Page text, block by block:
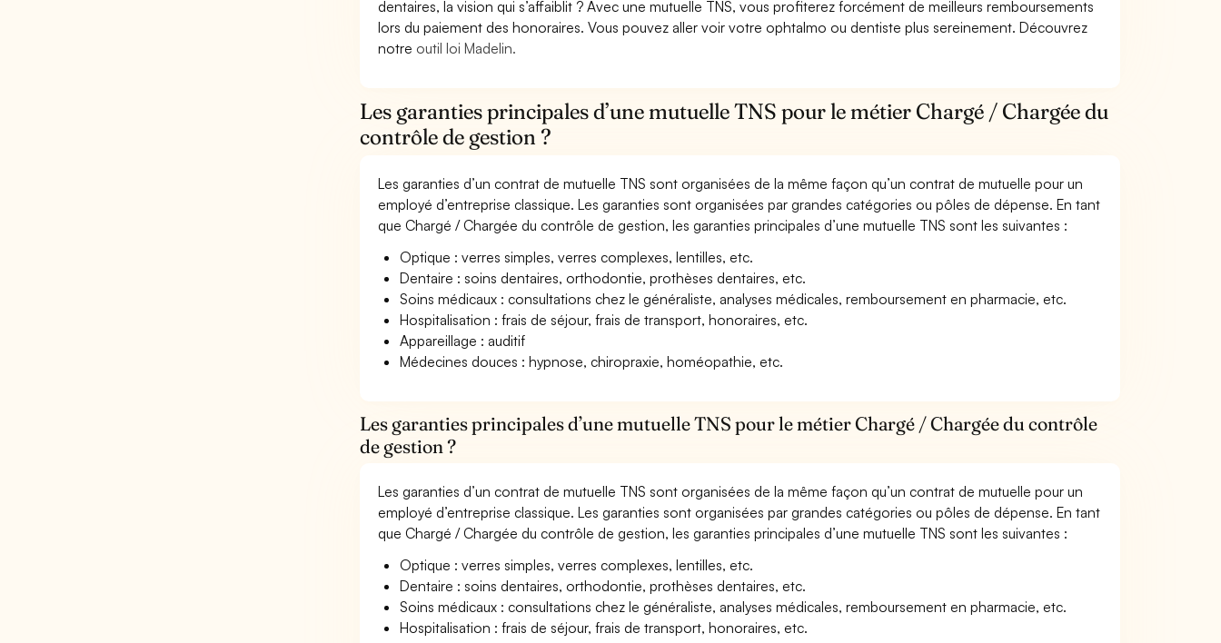
dentaires, la vision qui s’affaiblit ? Avec une mutuelle TNS, vous profiterez forcément de meilleurs remboursements
lors du paiement des honoraires. Vous pouvez aller voir votre ophtalmo ou dentiste plus sereinement. Découvrez
notre outil loi Madelin.
Les garanties principales d’une mutuelle TNS pour le métier Chargé / Chargée du
contrôle de gestion ?
Les garanties d’un contrat de mutuelle TNS sont organisées de la même façon qu’un contrat de mutuelle pour un
employé d’entreprise classique. Les garanties sont organisées par grandes catégories ou pôles de dépense. En tant
que Chargé / Chargée du contrôle de gestion, les garanties principales d’une mutuelle TNS sont les suivantes :
Optique : verres simples, verres complexes, lentilles, etc.
Dentaire : soins dentaires, orthodontie, prothèses dentaires, etc.
Soins médicaux : consultations chez le généraliste, analyses médicales, remboursement en pharmacie, etc.
Hospitalisation : frais de séjour, frais de transport, honoraires, etc.
Appareillage : auditif
Médecines douces : hypnose, chiropraxie, homéopathie, etc.
Les garanties principales d’une mutuelle TNS pour le métier Chargé / Chargée du contrôle
de gestion ?
Les garanties d’un contrat de mutuelle TNS sont organisées de la même façon qu’un contrat de mutuelle pour un
employé d’entreprise classique. Les garanties sont organisées par grandes catégories ou pôles de dépense. En tant
que Chargé / Chargée du contrôle de gestion, les garanties principales d’une mutuelle TNS sont les suivantes :
Optique : verres simples, verres complexes, lentilles, etc.
Dentaire : soins dentaires, orthodontie, prothèses dentaires, etc.
Soins médicaux : consultations chez le généraliste, analyses médicales, remboursement en pharmacie, etc.
Hospitalisation : frais de séjour, frais de transport, honoraires, etc.